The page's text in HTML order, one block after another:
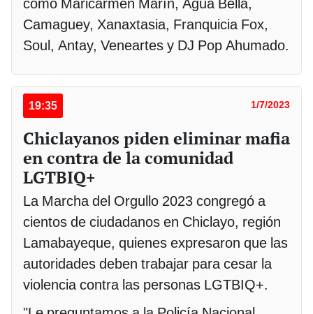
como Maricarmen Marín, Agua Bella,
Camaguey, Xanaxtasia, Franquicia Fox,
Soul, Antay, Veneartes y DJ Pop Ahumado.
19:35 1/7/2023
Chiclayanos piden eliminar mafia
en contra de la comunidad
LGTBIQ+
La Marcha del Orgullo 2023 congregó a
cientos de ciudadanos en Chiclayo, región
Lamabayeque, quienes expresaron que las
autoridades deben trabajar para cesar la
violencia contra las personas LGTBIQ+.